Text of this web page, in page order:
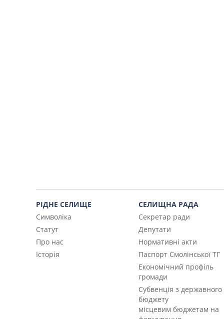
РІДНЕ СЕЛИЩЕ
Символіка
Статут
Про нас
Історія
СЕЛИЩНА РАДА
Секретар ради
Депутати
Нормативні акти
Паспорт Смолінської ТГ
Економічний профіль
громади
Субвенція з державного
бюджету
місцевим бюджетам на